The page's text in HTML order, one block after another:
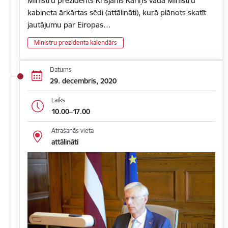
kabineta ārkārtas sēdi (attālināti), kurā plānots skatīt
jautājumu par Eiropas…
Ministru prezidenta kalendārs
Datums
29. decembris, 2020
Laiks
10.00–17.00
Atrašanās vieta
attālināti